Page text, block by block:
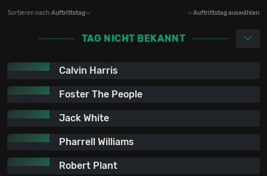
Sortieren nach:Auftrittstag Auftrittstag auswählen
TAG NICHT BEKANNT
Calvin Harris
Foster The People
Jack White
Pharrell Williams
Robert Plant